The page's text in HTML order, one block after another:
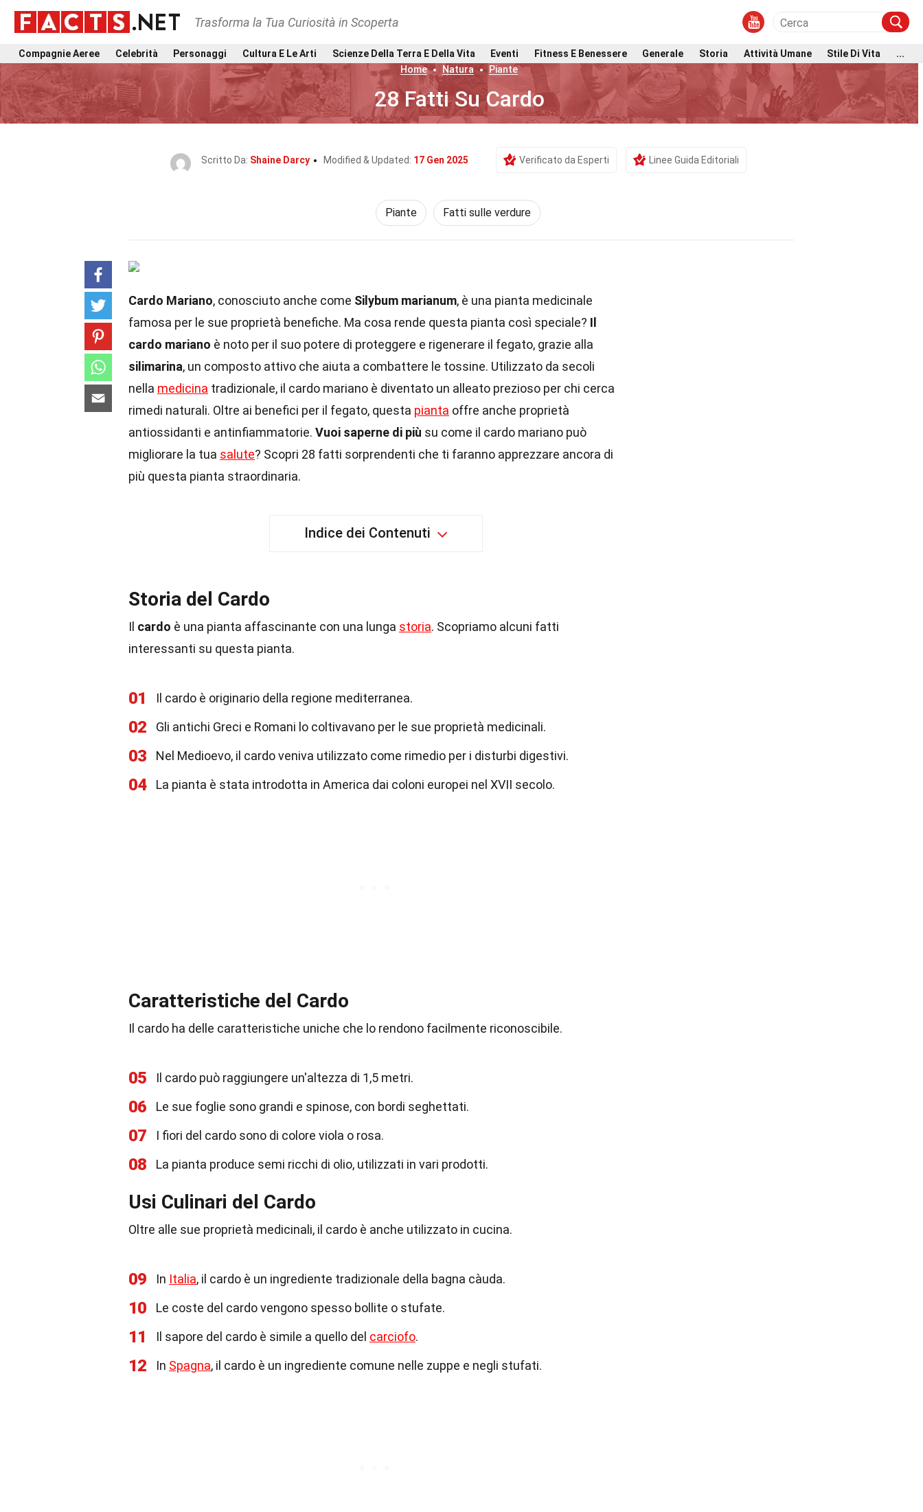
Trasforma la Tua Curiosità in Scoperta
Compagnie Aeree Celebrità Personaggi Cultura E Le Arti Scienze Della Terra E Della Vita Eventi Fitness E Benessere Generale Storia Attività Umane Stile Di Vita
...
Home
Natura Piante
28 Fatti Su Cardo
Scritto Da: Shaine Darcy Modified & Updated: 17 Gen 2025 Verificato da Esperti Linee Guida Editoriali
Piante Fatti sulle verdure
Cardo Mariano, conosciuto anche come Silybum marianum, è una pianta medicinale
famosa per le sue proprietà benefiche. Ma cosa rende questa pianta così speciale? Il
cardo mariano è noto per il suo potere di proteggere e rigenerare il fegato, grazie alla
silimarina, un composto attivo che aiuta a combattere le tossine. Utilizzato da secoli
nella medicina tradizionale, il cardo mariano è diventato un alleato prezioso per chi cerca
rimedi naturali. Oltre ai benefici per il fegato, questa pianta offre anche proprietà
antiossidanti e antinfiammatorie. Vuoi saperne di più su come il cardo mariano può
migliorare la tua salute? Scopri 28 fatti sorprendenti che ti faranno apprezzare ancora di
più questa pianta straordinaria.
Indice dei Contenuti
Storia del Cardo
Il cardo è una pianta affascinante con una lunga storia. Scopriamo alcuni fatti
interessanti su questa pianta.
01 Il cardo è originario della regione mediterranea.
02 Gli antichi Greci e Romani lo coltivavano per le sue proprietà medicinali.
03 Nel Medioevo, il cardo veniva utilizzato come rimedio per i disturbi digestivi.
04 La pianta è stata introdotta in America dai coloni europei nel XVII secolo.
Caratteristiche del Cardo
Il cardo ha delle caratteristiche uniche che lo rendono facilmente riconoscibile.
05 Il cardo può raggiungere un'altezza di 1,5 metri.
06 Le sue foglie sono grandi e spinose, con bordi seghettati.
07 I fiori del cardo sono di colore viola o rosa.
08 La pianta produce semi ricchi di olio, utilizzati in vari prodotti.
Usi Culinari del Cardo
Oltre alle sue proprietà medicinali, il cardo è anche utilizzato in cucina.
09 In Italia, il cardo è un ingrediente tradizionale della bagna càuda.
10 Le coste del cardo vengono spesso bollite o stufate.
11 Il sapore del cardo è simile a quello del carciofo.
12 In Spagna, il cardo è un ingrediente comune nelle zuppe e negli stufati.